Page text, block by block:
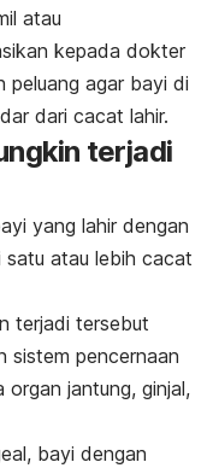
atau
kepada dokter
peluang agar bayi di
dari cacat lahir.
terjadi
yang lahir dengan
satu atau lebih cacat
terjadi tersebut
sistem pencernaan
organ jantung, ginjal,
bayi dengan